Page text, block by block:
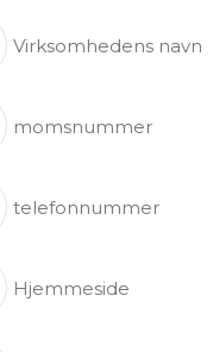
Virksomhedens navn
momsnummer
telefonnummer
Hjemmeside